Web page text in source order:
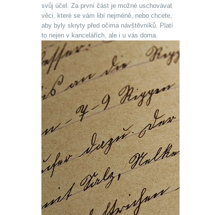
svůj účel. Za první část je možné uschovávat
věci, které se vám libí nejméně, nebo chcete,
aby byly skryty před očima návštěvníků. Platí
to nejen v kancelářích, ale i u vás doma.